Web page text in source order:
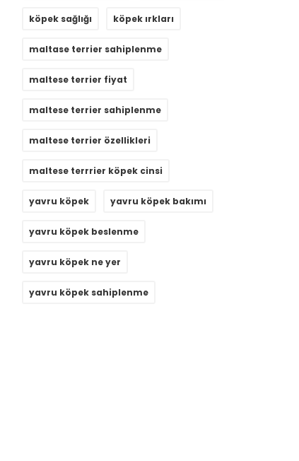
köpek sağlığı köpek ırkları
maltase terrier sahiplenme
maltese terrier fiyat
maltese terrier sahiplenme
maltese terrier özellikleri
maltese terrrier köpek cinsi
yavru köpek yavru köpek bakımı
yavru köpek beslenme
yavru köpek ne yer
yavru köpek sahiplenme